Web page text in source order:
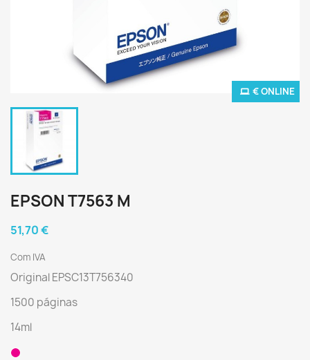
€ ONLINE
EPSON T7563 M
51,70 €
Com IVA
Original EPSC13T756340
1500 páginas
14ml